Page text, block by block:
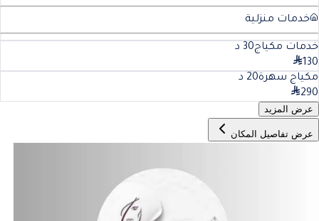
خدمات منزلية
خدمات مكياج30 د
130
مكياج سهرة20 د
290
عرض المزيد
عرض تفاصيل المكان